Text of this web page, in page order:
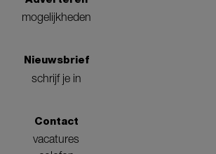
mogelijkheden
Nieuwsbrief
schrijf je in
Contact
vacatures